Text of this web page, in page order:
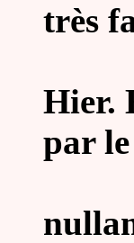
très
Hier.
par
-